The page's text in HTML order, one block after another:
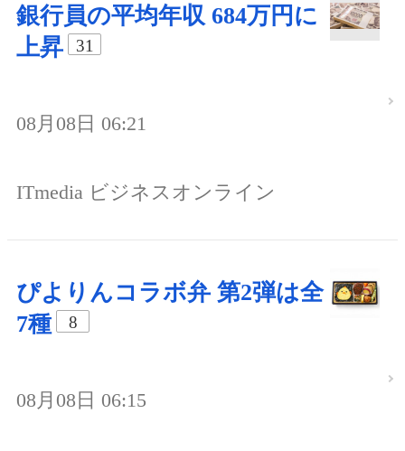
銀行員の平均年収 684万円に
上昇
31
08月08日 06:21
ITmedia ビジネスオンライン
ぴよりんコラボ弁 第2弾は全
7種
8
08月08日 06:15